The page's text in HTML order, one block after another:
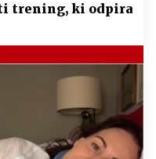
trening, ki odpira